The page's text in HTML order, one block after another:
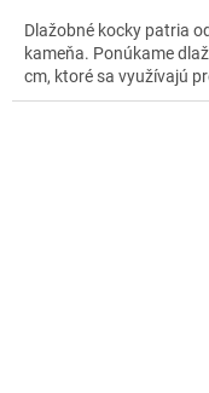
Dlažobné kocky patria
kameňa. Ponúkame
cm, ktoré sa využívajú